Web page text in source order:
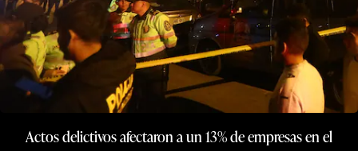
Actos delictivos afectaron a un 13% de empresas en el